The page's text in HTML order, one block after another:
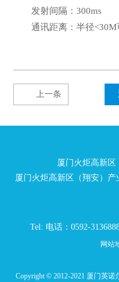
发射间隔：300ms
通讯距离：半径<30M
上一条
厦门火炬高新
厦门火炬高新区（翔安）
Tel: 电话：0592-
网站
Copyright © 2012-2021 厦门英诺